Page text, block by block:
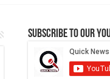
Subscribe to our